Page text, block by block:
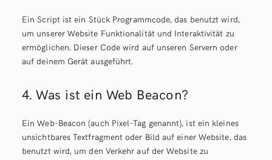
Ein Script ist ein Stück Programmcode, das benutzt wird,
um unserer Website Funktionalität und Interaktivität zu
ermöglichen. Dieser Code wird auf unseren Servern oder
auf deinem Gerät ausgeführt.
4. Was ist ein Web Beacon?
Ein Web-Beacon (auch Pixel-Tag genannt), ist ein kleines
unsichtbares Textfragment oder Bild auf einer Website, das
benutzt wird, um den Verkehr auf der Website zu